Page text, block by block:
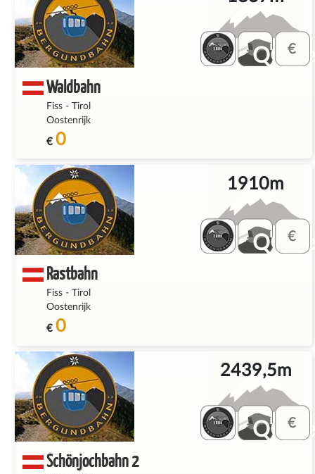
Waldbahn
Fiss- Tirol
Oostenrijk
€ 0
Rastbahn
Fiss-
Tirol
Oostenrijk
€ 0
1910m
Schönjochbahn 2
2439,5m